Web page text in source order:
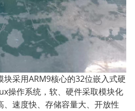
块采用ARM9核心的32位嵌入式硬
操作系统，软、硬件采取模块化
速度快、存储容量大、开放性